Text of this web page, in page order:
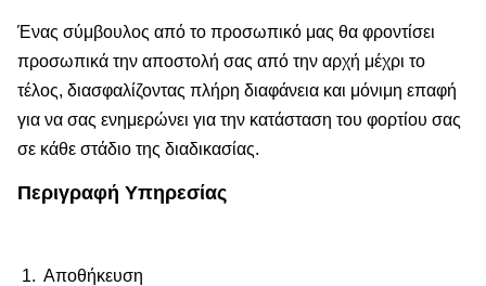
Ένας σύμβουλος από το προσωπικό μας θα φροντίσει
προσωπικά την αποστολή σας από την αρχή μέχρι το
τέλος, διασφαλίζοντας πλήρη διαφάνεια και μόνιμη επαφή
για να σας ενημερώνει για την κατάσταση του φορτίου σας
σε κάθε στάδιο της διαδικασίας.
Περιγραφή Υπηρεσίας
1. Αποθήκευση